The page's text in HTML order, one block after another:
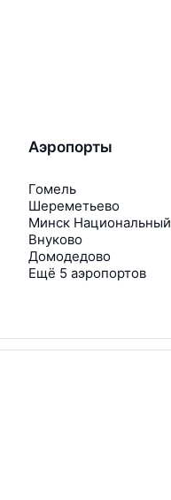
Аэропорты
Гомель
Шереметьево
Минск Национальный
Внуково
Домодедово
Ещё 5 аэропортов